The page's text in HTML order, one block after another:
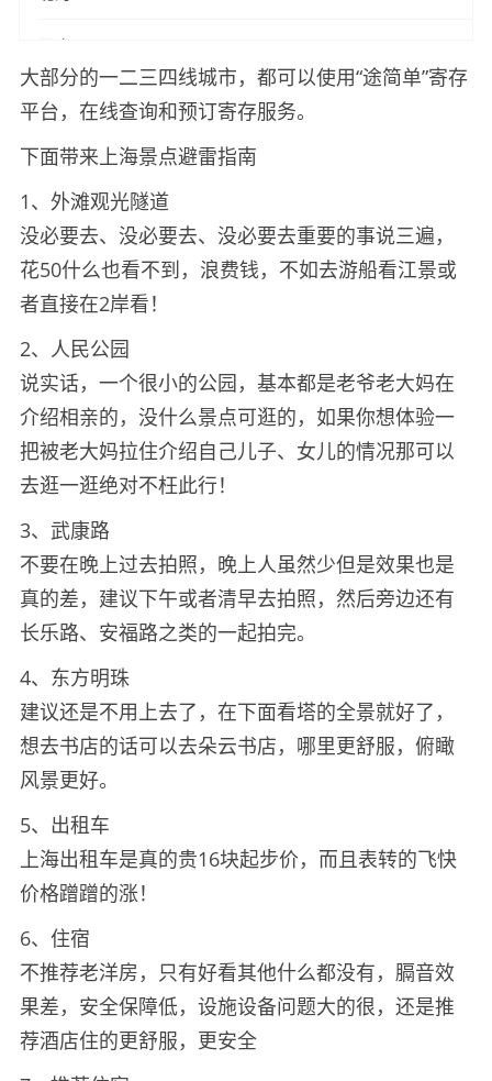
大部分的一二三四线城市，都可以使用“途简单”寄存
平台，在线查询和预订寄存服务。
下面带来上海景点避雷指南
1、外滩观光隧道
没必要去、没必要去、没必要去重要的事说三遍，
花50什么也看不到，浪费钱，不如去游船看江景或
者直接在2岸看！
2、人民公园
说实话，一个很小的公园，基本都是老爷老大妈在
介绍相亲的，没什么景点可逛的，如果你想体验一
把被老大妈拉住介绍自己儿子、女儿的情况那可以
去逛一逛绝对不枉此行！
3、武康路
不要在晚上过去拍照，晚上人虽然少但是效果也是
真的差，建议下午或者清早去拍照，然后旁边还有
长乐路、安福路之类的一起拍完。
4、东方明珠
建议还是不用上去了，在下面看塔的全景就好了，
想去书店的话可以去朵云书店，哪里更舒服，俯瞰
风景更好。
5、出租车
上海出租车是真的贵16块起步价，而且表转的飞快
价格蹭蹭的涨！
6、住宿
不推荐老洋房，只有好看其他什么都没有，膈音效
果差，安全保障低，设施设备问题大的很，还是推
荐酒店住的更舒服，更安全